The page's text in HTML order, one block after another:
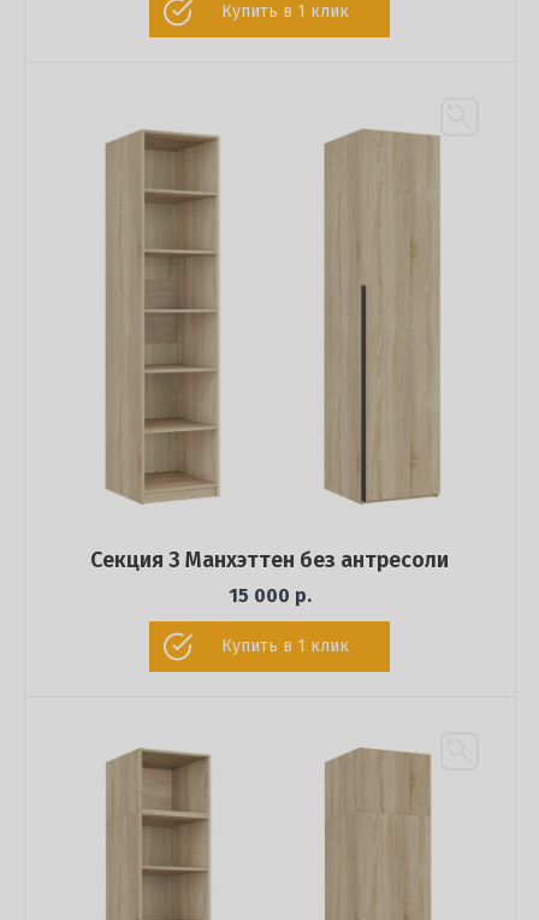
Купить в 1 клик
Секция 3 Манхэттен без антресоли
15 000 р.
Купить в 1 клик